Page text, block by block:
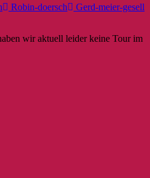
Robin-doersch
Gerd-meier-gesell
wir aktuell leider keine Tour im